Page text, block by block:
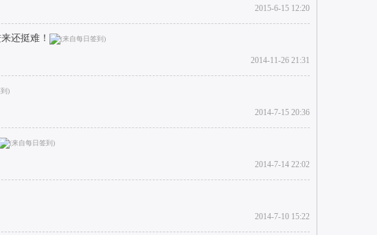
2015-6-15 12:20
还挺难！
2014-11-26 21:31
2014-7-15 20:36
2014-7-14 22:02
2014-7-10 15:22